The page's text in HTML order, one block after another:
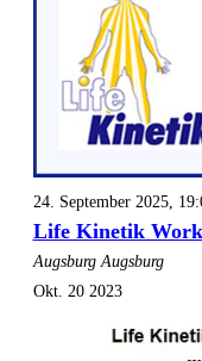
24. September 2025,
Life Kinetik
AugsburgAugsburg
Okt. 20 2023